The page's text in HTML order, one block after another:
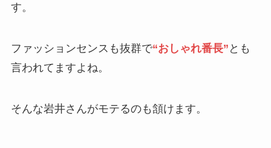
す。
ファッションセンスも抜群で“おしゃれ番長” とも
言われてますよね。
そんな岩井さんがモテるのも頷けます。